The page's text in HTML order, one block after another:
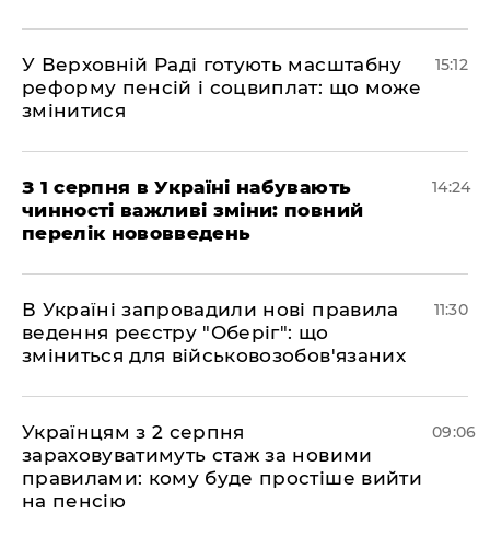
У Верховній Раді готують масштабну
реформу пенсій і соцвиплат: що може
змінитися
15:12
З 1 серпня в Україні набувають
чинності важливі зміни: повний
перелік нововведень
14:24
В Україні запровадили нові правила
ведення реєстру "Оберіг": що
зміниться для військовозобов'язаних
11:30
Українцям з 2 серпня
зараховуватимуть стаж за новими
правилами: кому буде простіше вийти
на пенсію
09:06